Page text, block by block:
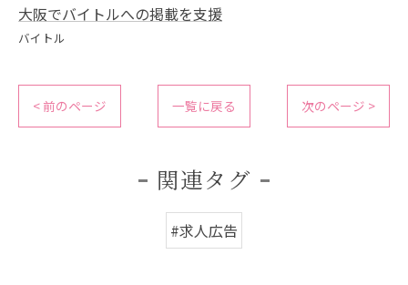
大阪でバイトルへの掲載を支援
バイトル
< 前のページ 一覧に戻る 次のページ >
関連タグ
#求人広告